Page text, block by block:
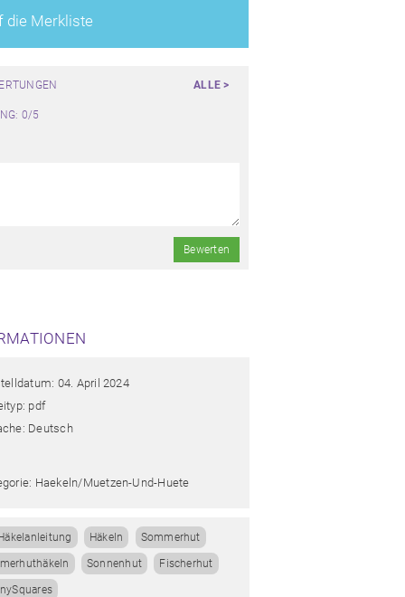
die Merkliste
ALLE >
0/5
Bewerten
04. April 2024
pdf
Deutsch
Haekeln/muetzen-Und-Huete
Häkeln Sommerhut
Sonnenhut Fischerhut